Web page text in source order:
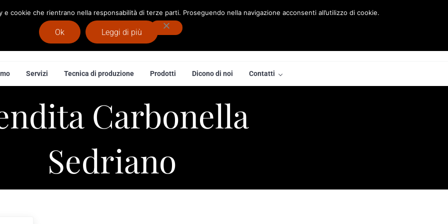
Servizi Tecnica di produzione Prodotti Dicono di noi Contatti
Carbonella
Sedriano
cookie che rientrano nella responsabilità di terze parti. Proseguendo nella navigazione acconsenti all’utilizzo di cookie.
Ok Leggi di più